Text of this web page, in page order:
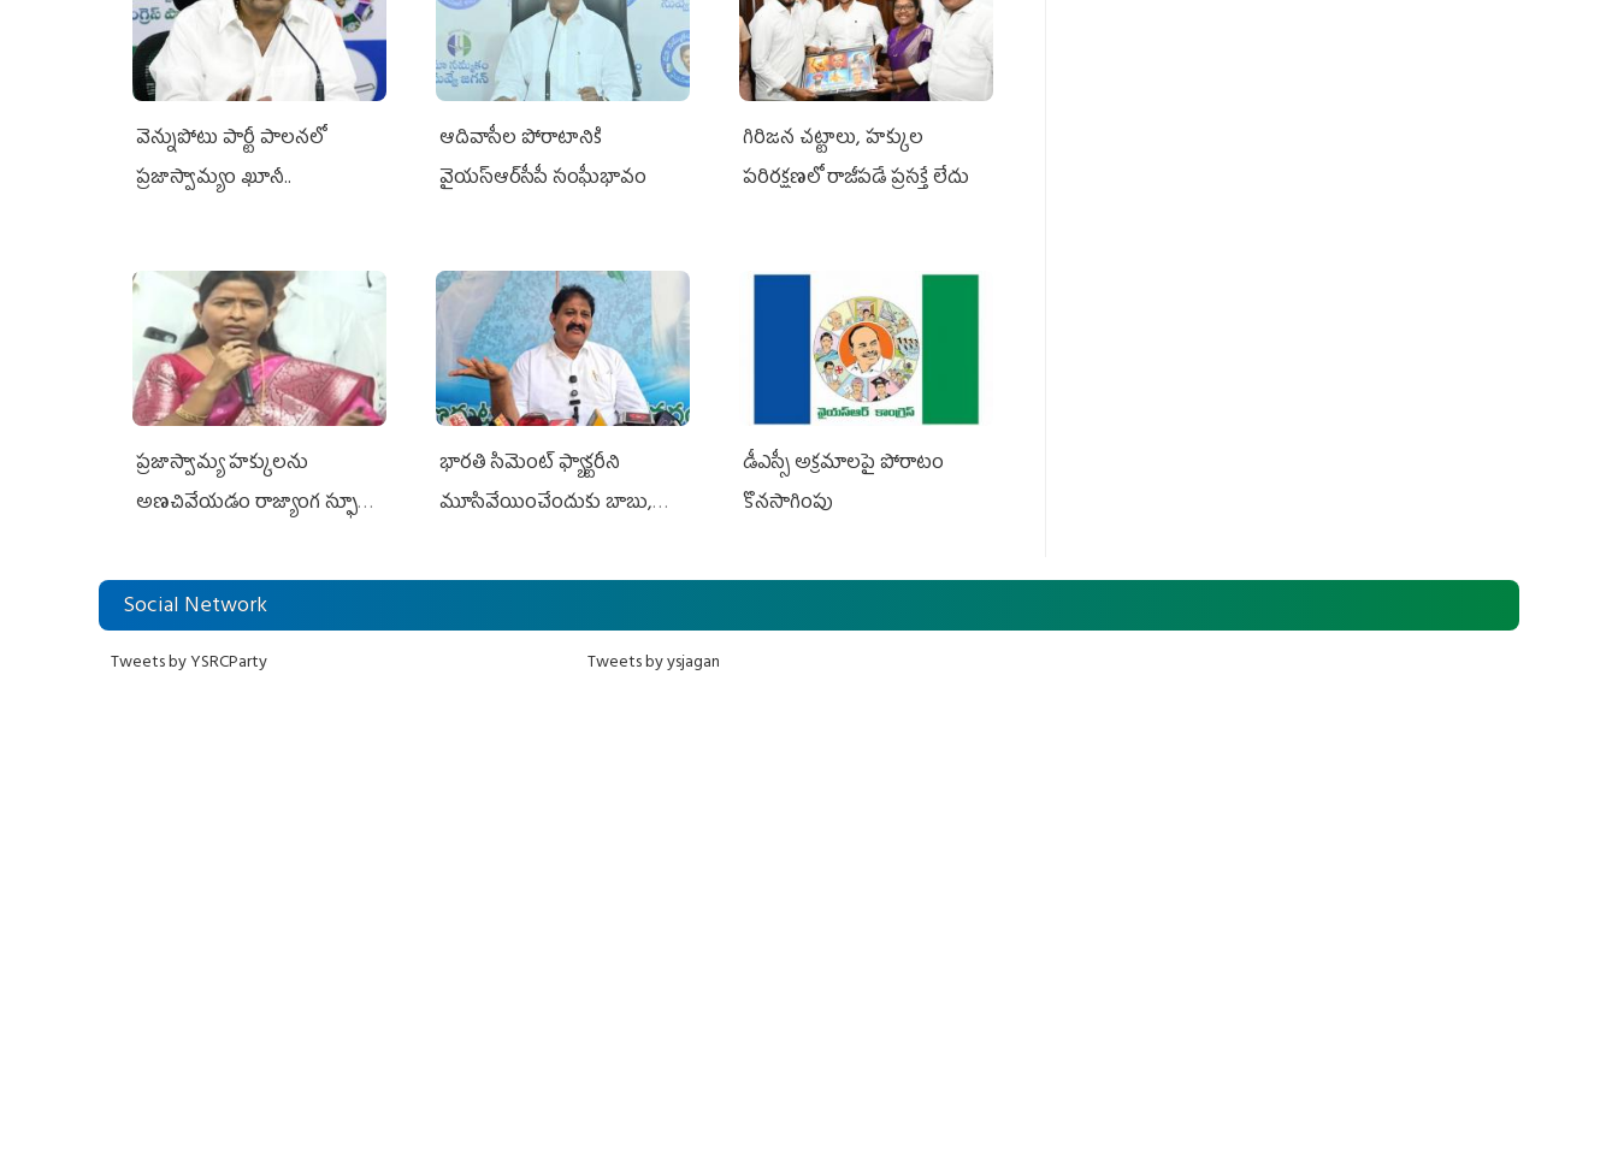
వెన్నుపోటు పార్టీ పాలనలో
ప్రజాస్వామ్యం ఖూనీ..
ఆదివాసీల పోరాటానికి
వైయ‌స్ఆర్‌సీపీ సంఘీభావం
గిరిజన చట్టాలు, హక్కుల
పరిరక్షణలో రాజీపడే ప్రసక్తే లేదు
ప్రజాస్వామ్య హక్కులను
అణచివేయడం రాజ్యాంగ స్ఫూర్తికి
భారతి సిమెంట్ ఫ్యాక్టరీని
మూసివేయించేందుకు బాబు,
డీఎస్సీ అక్రమాలపై పోరాటం
కొనసాగింపు
Social Network
Tweets by YSRCParty Tweets by ysjagan